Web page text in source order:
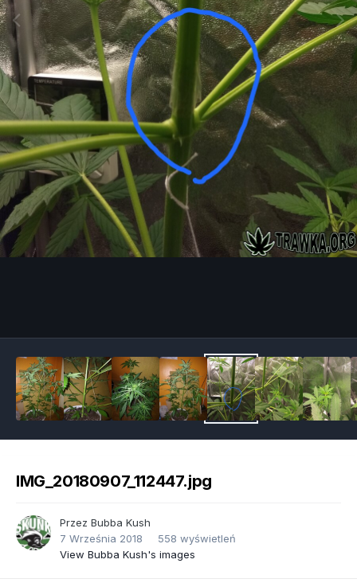
IMG_20180907_112447.jpg
Przez Bubba Kush
7 Września 2018
558 wyświetleń
View Bubba Kush's images